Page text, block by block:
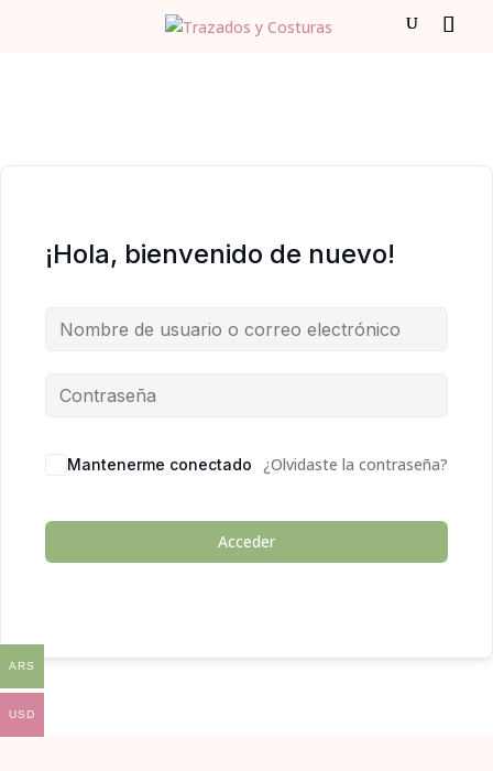
¡Hola, bienvenido de nuevo!
Mantenerme conectado ¿Olvidaste la contraseña?
Acceder
ARS
USD